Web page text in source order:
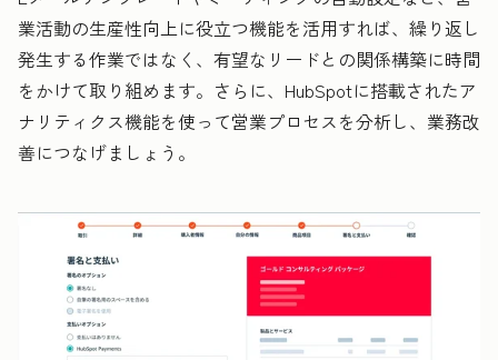
業活動の生産性向上に役立つ機能を活用すれば、繰り返し
発生する作業ではなく、有望なリードとの関係構築に時間
をかけて取り組めます。さらに、HubSpotに搭載されたア
ナリティクス機能を使って営業プロセスを分析し、業務改
善につなげましょう。